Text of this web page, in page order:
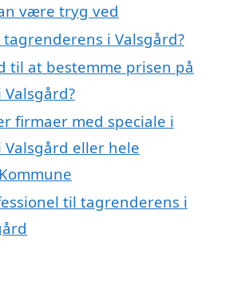
være tryg ved
i Valsgård?
til at bestemme prisen på
firmaer med speciale i
eller hele
til tagrenderens i